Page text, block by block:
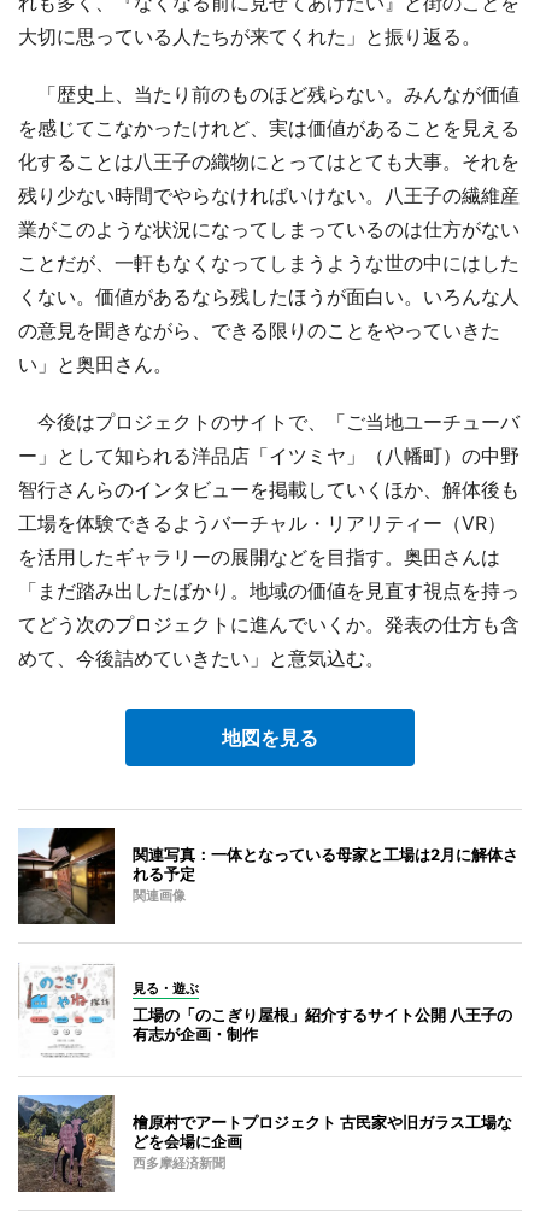
大切に思っている人たちが来てくれた」と振り返る。
「歴史上、当たり前のものほど残らない。みんなが価値
を感じてこなかったけれど、実は価値があることを見える
化することは八王子の織物にとってはとても大事。それを
残り少ない時間でやらなければいけない。八王子の繊維産
業がこのような状況になってしまっているのは仕方がない
ことだが、一軒もなくなってしまうような世の中にはした
くない。価値があるなら残したほうが面白い。いろんな人
の意見を聞きながら、できる限りのことをやっていきた
い」と奥田さん。
今後はプロジェクトのサイトで、「ご当地ユーチューバ
ー」として知られる洋品店「イツミヤ」（八幡町）の中野
智行さんらのインタビューを掲載していくほか、解体後も
工場を体験できるようバーチャル・リアリティー（VR）
を活用したギャラリーの展開などを目指す。奥田さんは
「まだ踏み出したばかり。地域の価値を見直す視点を持っ
てどう次のプロジェクトに進んでいくか。発表の仕方も含
めて、今後詰めていきたい」と意気込む。
地図を見る
関連写真：一体となっている母家と工場は2月に解体さ
れる予定
関連画像
見る・遊ぶ
工場の「のこぎり屋根」紹介するサイト公開 八王子の
有志が企画・制作
檜原村でアートプロジェクト 古民家や旧ガラス工場な
どを会場に企画
西多摩経済新聞